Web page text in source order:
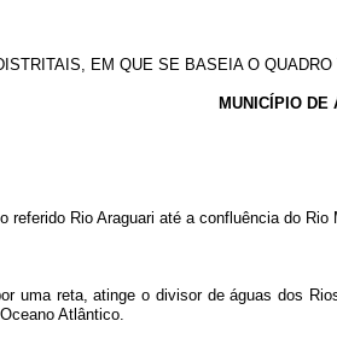
EM QUE SE BASEIA O
MUNICÍPIO DE
referido Rio Araguari até a confluência do Rio
uma reta, atinge o divisor de águas dos
Atlântico.